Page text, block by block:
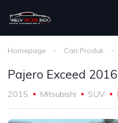
Homepage Cari Produk
Pajero Exceed
2015 Mitsubishi SUV